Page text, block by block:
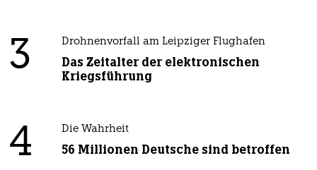
3 Drohnenvorfall am Leipziger Flughafen
Das Zeitalter der elektronischen
Kriegsführung
4 Die Wahrheit
56 Millionen Deutsche sind betroffen